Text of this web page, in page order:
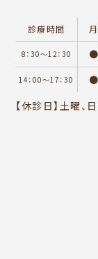
診療時間 月
8：30～12：30 ●
14：00～17：30 ●
【休診日】土曜、